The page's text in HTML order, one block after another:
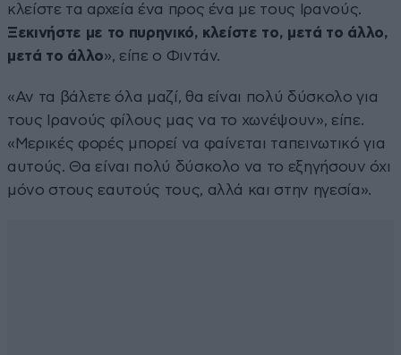
κλείστε τα αρχεία ένα προς ένα με τους Ιρανούς.
Ξεκινήστε με το πυρηνικό, κλείστε το, μετά το άλλο,
μετά το άλλο», είπε ο Φιντάν.
«Αν τα βάλετε όλα μαζί, θα είναι πολύ δύσκολο για
τους Ιρανούς φίλους μας να το χωνέψουν», είπε.
«Μερικές φορές μπορεί να φαίνεται ταπεινωτικό για
αυτούς. Θα είναι πολύ δύσκολο να το εξηγήσουν όχι
μόνο στους εαυτούς τους, αλλά και στην ηγεσία».